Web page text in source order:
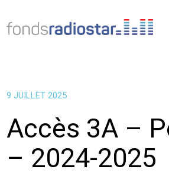
9 JUILLET 2025
Accès 3A –
– 2024-2025